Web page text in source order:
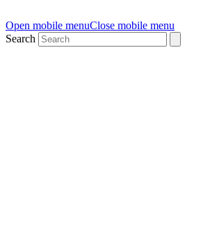
Open mobile menuClose mobile menu
Search